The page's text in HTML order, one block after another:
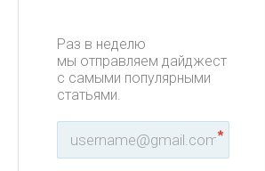
Раз в неделю
мы отправляем дайджест
с самыми популярными
статьями.
*